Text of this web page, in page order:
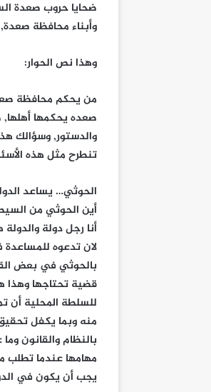
وأبناء محافظة
وهذا نص الحوار:
من يحكم محافظة
صعده يحكمها
والدستور, وسؤالك
تنطرح مثل هذه
الحوثي… يساعد
أين الحوثي من
أنا رجل دولة
لان تدعوه
بالحوثي في بعض
قضية تحتاجها وهذا
للسلطة المحلية
منه وبما يكفل
بالنظام والقانون
مهامها عندما تطلب
يجب أن يكون في